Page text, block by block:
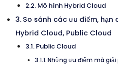
Mô hình Hybrid Cloud
So sánh các ưu điểm,
Hybrid Cloud, Public Cloud
Public Cloud
Những ưu điểm mà